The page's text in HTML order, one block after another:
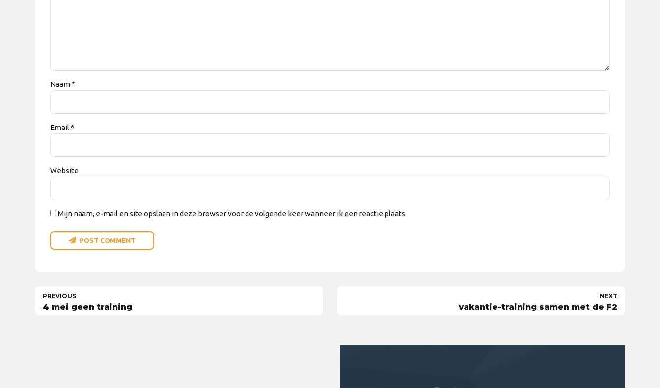
Naam *
Email *
Website
Mijn naam, e-mail en site opslaan in deze browser voor de volgende keer wanneer ik een reactie plaats.
POST COMMENT
PREVIOUS
4 mei geen training
NEXT
vakantie-training samen met de F2